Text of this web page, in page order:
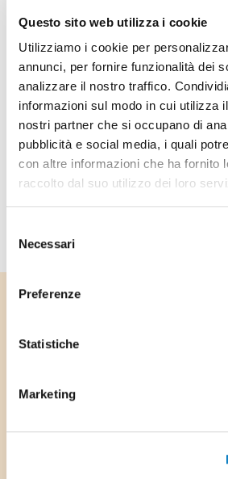
Questo sito web utilizza i cookie
Utilizziamo i cookie per
annunci, per fornire funzionalità dei
analizzare il nostro traffico.
informazioni sul modo in cui utilizza
nostri partner che si occupano di
pubblicità e social media, i quali
con altre informazioni che ha fornito
raccolto dal suo utilizzo dei loro
delNecessari
Preferenze
Statistiche
Marketing
Stemma Comune di Stabio
Via Ufentina 25,